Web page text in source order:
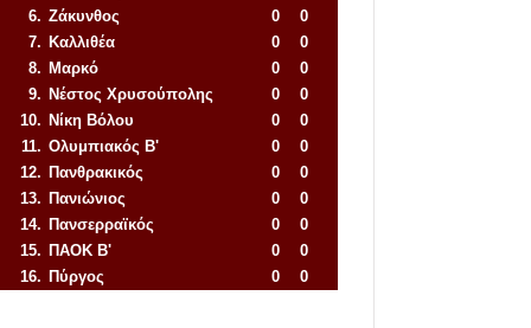
6. Ζάκυνθος 0
0
7. Καλλιθέα 0
0
8. Μαρκό 0
0
9. Νέστος Χρυσούπολης 0
0
10. Νίκη Βόλου 0
0
11. Ολυμπιακός Β' 0
0
12. Πανθρακικός 0
0
13. Πανιώνιος 0
0
14. Πανσερραϊκός 0
0
15. ΠΑΟΚ Β' 0
0
16. Πύργος 0
0